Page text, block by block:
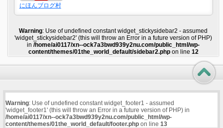
にほんブログ村
Warning: Use of undefined constant widget_stickysidebar2 - assumed
'widget_stickysidebar2' (this will throw an Error in a future version of PHP)
in/home/ai0117/xn--ock7a3bwd939y2nu.com/public_html/wp-
content/themes/01the_world_default/sidebar2.phpon line 12
Warning: Use of undefined constant widget_footer1 - assumed
'widget_footer1' (this will throw an Error in a future version of PHP) in
/home/ai0117/xn--ock7a3bwd939y2nu.com/public_html/wp-
content/themes/01the_world_default/footer.phpon line 13